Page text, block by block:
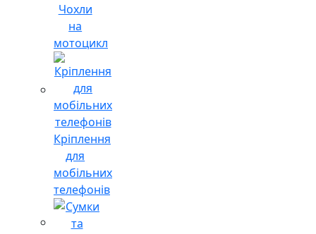
Чохли
на
мотоцикл
Кріплення
для
мобільних
телефонів